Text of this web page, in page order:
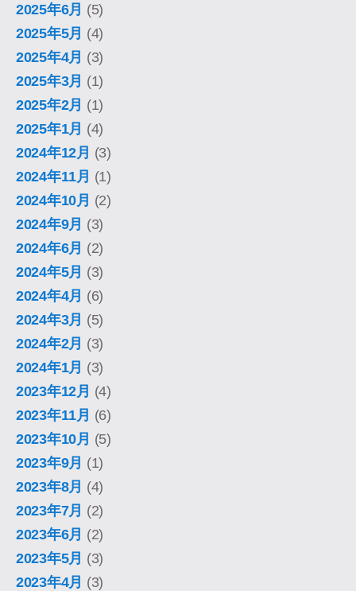
2025年6月 (5)
2025年5月 (4)
2025年4月 (3)
2025年3月 (1)
2025年2月 (1)
2025年1月 (4)
2024年12月 (3)
2024年11月 (1)
2024年10月 (2)
2024年9月 (3)
2024年6月 (2)
2024年5月 (3)
2024年4月 (6)
2024年3月 (5)
2024年2月 (3)
2024年1月 (3)
2023年12月 (4)
2023年11月 (6)
2023年10月 (5)
2023年9月 (1)
2023年8月 (4)
2023年7月 (2)
2023年6月 (2)
2023年5月 (3)
2023年4月 (3)